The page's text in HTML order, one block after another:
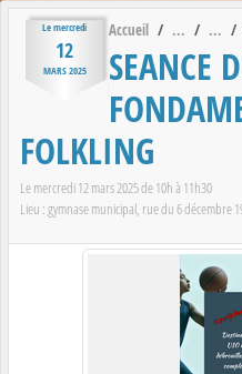
Lemercredi
12
MARS 2025
Accueil
SEANCE
FOLKLING
Lemercredi12mars2025de 10h à 11h30
Lieu :gymnase municipal, rue du 6 décembre